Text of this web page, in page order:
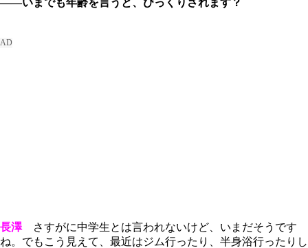
長澤さすがに中学生とは言われないけど、いまだそうです
ね。でもこう見えて、最近はジム行ったり、半身浴行ったりし